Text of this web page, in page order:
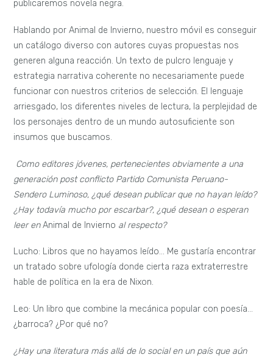
publicaremos novela negra.
Hablando por Animal de Invierno, nuestro móvil es conseguir
un catálogo diverso con autores cuyas propuestas nos
generen alguna reacción. Un texto de pulcro lenguaje y
estrategia narrativa coherente no necesariamente puede
funcionar con nuestros criterios de selección. El lenguaje
arriesgado, los diferentes niveles de lectura, la perplejidad de
los personajes dentro de un mundo autosuficiente son
insumos que buscamos.
Como editores jóvenes, pertenecientes obviamente a una
generación post conflicto Partido Comunista Peruano-
Sendero Luminoso, ¿qué desean publicar que no hayan leído?
¿Hay todavía mucho por escarbar?, ¿qué desean o esperan
leer enAnimal de Invierno al respecto?
Lucho: Libros que no hayamos leído… Me gustaría encontrar
un tratado sobre ufología donde cierta raza extraterrestre
hable de política en la era de Nixon.
Leo: Un libro que combine la mecánica popular con poesía…
¿barroca? ¿Por qué no?
¿Hay una literatura más allá de lo social en un país que aún